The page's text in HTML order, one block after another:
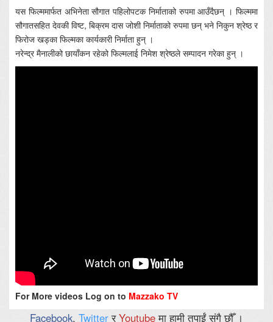
यस फिल्ममार्फत अभिनेता सौगात पहिलोपटक निर्माताको रुपमा आउँदैछन् । फिल्ममा
सौगातसहित देवकी विष्ट, बिक्रम दास जोशी निर्माताको रुपमा छन् भने निकुन श्रेष्ठ र
फिरोज खड्का फिल्मका कार्यकारी निर्माता हुन् ।
नरेन्द्र मैनालीको छायाँकन रहेको फिल्मलाई निमेश श्रेष्ठले सम्पादन गरेका हुन् ।
For More videos Log on to Mazzako TV
Facebook, TwitterरYoutubeमा हामी तपाईं संगै छौँ ।